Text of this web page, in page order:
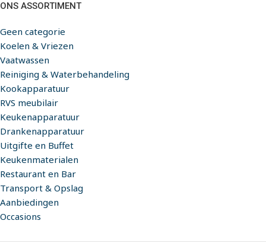
ONS ASSORTIMENT
Geen categorie
Koelen & Vriezen
Vaatwassen
Reiniging & Waterbehandeling
Kookapparatuur
RVS meubilair
Keukenapparatuur
Drankenapparatuur
Uitgifte en Buffet
Keukenmaterialen
Restaurant en Bar
Transport & Opslag
Aanbiedingen
Occasions